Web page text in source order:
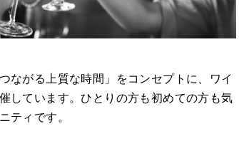
ながる上質な時間」をコンセプトに、ワイ
しています。ひとりの方も初めての方も気
ティです。